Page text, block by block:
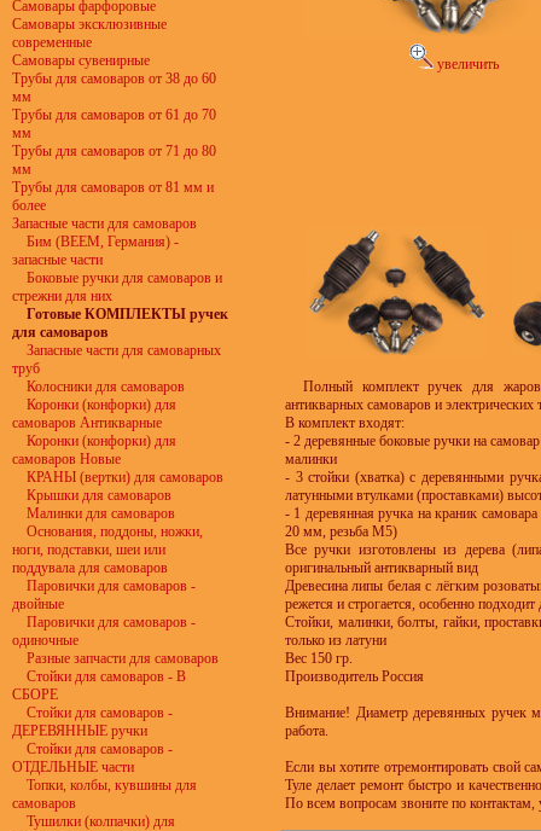
Самовары фарфоровые
Самовары эксклюзивные
современные
Самовары сувенирные
Трубы для самоваров от 38 до 60
мм
Трубы для самоваров от 61 до 70
мм
Трубы для самоваров от 71 до 80
мм
Трубы для самоваров от 81 мм и
более
Запасные части для самоваров
Бим (BEEM, Германия) -
запасные части
Боковые ручки для самоваров и
стрежни для них
Готовые КОМПЛЕКТЫ ручек
для самоваров
Запасные части для самоварных
труб
Колосники для самоваров
Коронки (конфорки) для
самоваров Антикварные
Коронки (конфорки) для
самоваров Новые
КРАНЫ (вертки) для самоваров
Крышки для самоваров
Малинки для самоваров
Основания, поддоны, ножки,
ноги, подставки, шеи или
поддувала для самоваров
Паровички для самоваров -
двойные
Паровички для самоваров -
одиночные
Разные запчасти для самоваров
Стойки для самоваров - В
СБОРЕ
Стойки для самоваров -
ДЕРЕВЯННЫЕ ручки
Стойки для самоваров -
ОТДЕЛЬНЫЕ части
Топки, колбы, кувшины для
самоваров
Тушилки (колпачки) для
увеличить
Полный комплект ручек для
антикварных самоваров и электрических
В комплект входят:
- 2 деревянные боковые ручки на
малинки
- 3 стойки (хватка) с деревянными
латунными втулками (проставками)
- 1 деревянная ручка на краник
20 мм, резьба М5)
Все ручки изготовлены из дерева
оригинальный антикварный вид
Древесина липы белая с лёгким
режется и строгается, особенно
Стойки, малинки, болты, гайки,
только из латуни
Вес 150 гр.
Производитель Россия
Внимание! Диаметр деревянных ручек
работа.
Если вы хотите отремонтировать свой
Туле делает ремонт быстро и
По всем вопросам звоните по контактам,